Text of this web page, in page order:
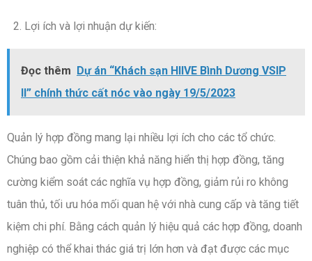
Lợi ích và lợi nhuận dự kiến:
Đọc thêm Dự án “Khách sạn HIIVE Bình Dương VSIP
II” chính thức cất nóc vào ngày 19/5/2023
Quản lý hợp đồng mang lại nhiều lợi ích cho các tổ chức.
Chúng bao gồm cải thiện khả năng hiển thị hợp đồng, tăng
cường kiểm soát các nghĩa vụ hợp đồng, giảm rủi ro không
tuân thủ, tối ưu hóa mối quan hệ với nhà cung cấp và tăng tiết
kiệm chi phí. Bằng cách quản lý hiệu quả các hợp đồng, doanh
nghiệp có thể khai thác giá trị lớn hơn và đạt được các mục